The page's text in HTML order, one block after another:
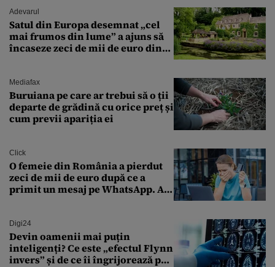
Adevarul
Satul din Europa desemnat „cel
mai frumos din lume” a ajuns să
încaseze zeci de mii de euro din
Mediafax
Buruiana pe care ar trebui să o ții
departe de grădină cu orice preț și
cum previi apariția ei
Click
O femeie din România a pierdut
zeci de mii de euro după ce a
primit un mesaj pe WhatsApp. A
Digi24
Devin oamenii mai puțin
inteligenți? Ce este „efectul Flynn
invers” și de ce îi îngrijorează pe